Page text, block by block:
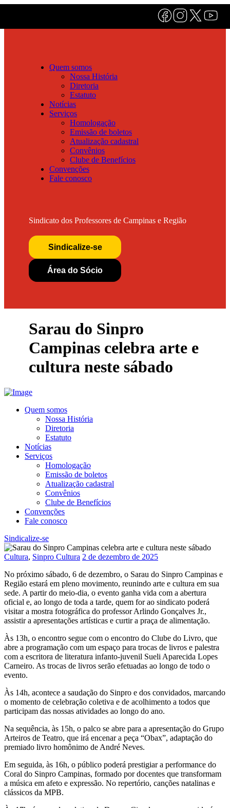
Quem somos
Nossa História
Diretoria
Estatuto
Notícias
Serviços
Homologação
Emissão de boletos
Atualização cadastral
Convênios
Clube de Benefícios
Convenções
Fale conosco
Sindicato dos Professores de Campinas e Região
Sindicalize-se
Área do Sócio
Sarau do Sinpro
Campinas celebra arte e
cultura neste sábado
Quem somos
Nossa História
Diretoria
Estatuto
Notícias
Serviços
Homologação
Emissão de boletos
Atualização cadastral
Convênios
Clube de Benefícios
Convenções
Fale conosco
Sindicalize-se
Cultura, Sinpro Cultura 2 de dezembro de 2025
No próximo sábado, 6 de dezembro, o Sarau do Sinpro Campinas e
Região estará em pleno movimento, reunindo arte e cultura em sua
sede. A partir do meio-dia, o evento ganha vida com a abertura
oficial e, ao longo de toda a tarde, quem for ao sindicato poderá
visitar a mostra fotográfica do professor Arlindo Gonçalves Jr.,
assistir a apresentações artísticas e curtir a praça de alimentação.
Às 13h, o encontro segue com o encontro do Clube do Livro, que
abre a programação com um espaço para trocas de livros e palestra
com a escritora de literatura infanto-juvenil Sueli Aparecida Lopes
Carneiro. As trocas de livros serão efetuadas ao longo de todo o
evento.
Às 14h, acontece a saudação do Sinpro e dos convidados, marcando
o momento de celebração coletiva e de acolhimento a todos que
participam das nossas atividades ao longo do ano.
Na sequência, às 15h, o palco se abre para a apresentação do Grupo
Arteiros de Teatro, que irá encenar a peça “Obax”, adaptação do
premiado livro homônimo de André Neves.
Em seguida, às 16h, o público poderá prestigiar a performance do
Coral do Sinpro Campinas, formado por docentes que transformam
a música em afeto e expressão. No repertório, canções natalinas e
clássicos da MPB.